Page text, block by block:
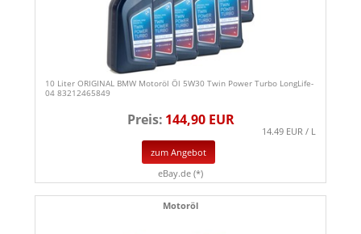
10 Liter ORIGINAL BMW Motoröl Öl 5W30 Twin Power Turbo LongLife-
04 83212465849
Preis: 144,90 EUR
14.49 EUR / L
zum Angebot
eBay.de (*)
Motoröl